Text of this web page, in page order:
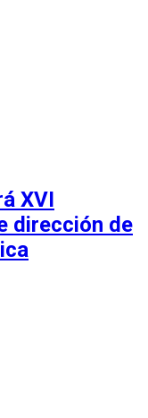
XVI
dirección de